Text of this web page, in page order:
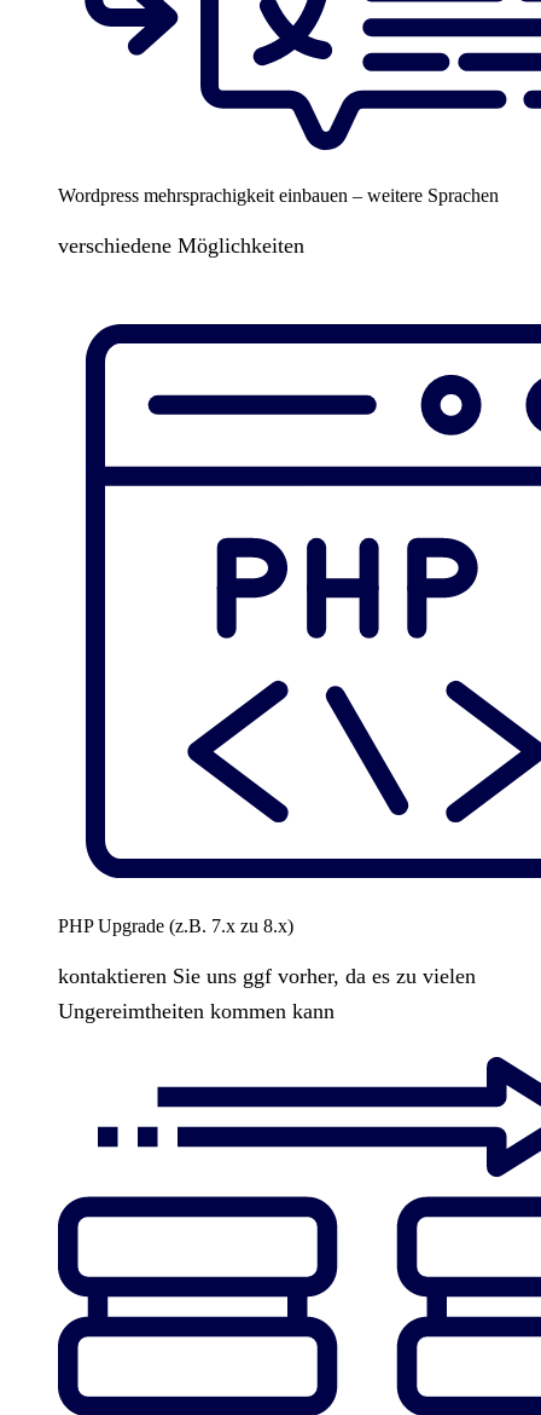
Wordpress mehrsprachigkeit einbauen – weitere Sprachen
verschiedene Möglichkeiten
PHP Upgrade (z.B. 7.x zu 8.x)
kontaktieren Sie uns ggf vorher, da es zu vielen
Ungereimtheiten kommen kann